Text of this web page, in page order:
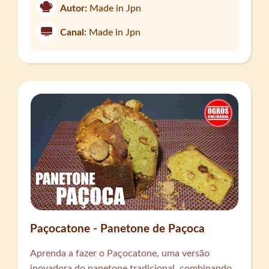
Autor: Made in Jpn
Canal: Made in Jpn
Paçocatone - Panetone de Paçoca
Aprenda a fazer o Paçocatone, uma versão